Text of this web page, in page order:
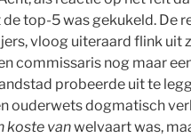
top-5 was gekukeld. De
vloog uiteraard flink uit
commissaris nog maar
probeerde uit te
ouderwets dogmatisch
koste vanwelvaart was,